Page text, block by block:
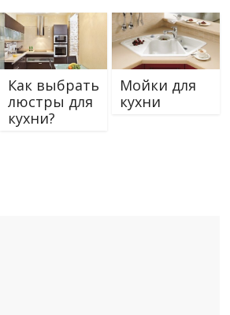
Как выбрать
люстры для
кухни?
Мойки для
кухни